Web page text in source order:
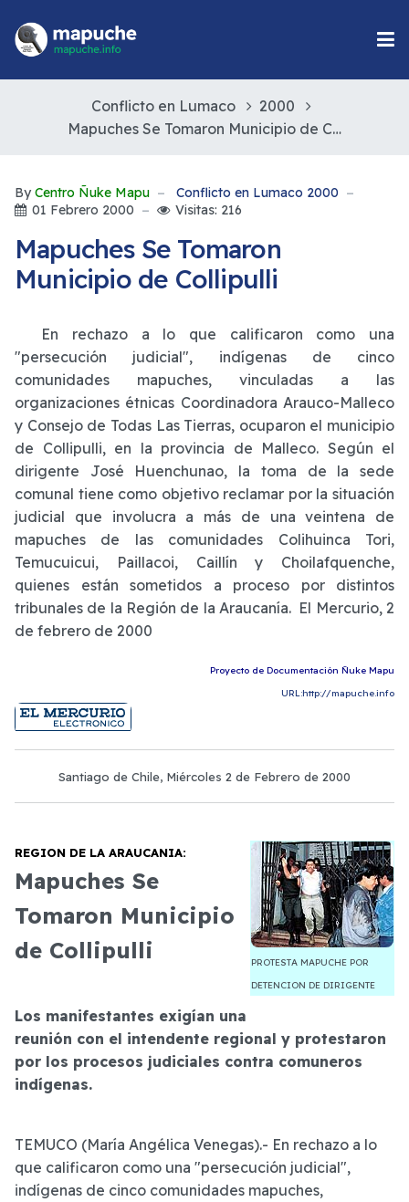
Conflicto en Lumaco
2000
Mapuches Se Tomaron Municipio de Collipulli
By Centro Ñuke Mapu
Conflicto en Lumaco 2000
01 Febrero 2000
Visitas: 216
Mapuches Se Tomaron
Municipio de Collipulli
En rechazo a lo que calificaron como una
"persecución judicial", indígenas de cinco
comunidades mapuches, vinculadas a las
organizaciones étnicas Coordinadora Arauco-Malleco
y Consejo de Todas Las Tierras, ocuparon el municipio
de Collipulli, en la provincia de Malleco. Según el
dirigente José Huenchunao, la toma de la sede
comunal tiene como objetivo reclamar por la situación
judicial que involucra a más de una veintena de
mapuches de las comunidades Colihuinca Tori,
Temucuicui, Paillacoi, Caillín y Choilafquenche,
quienes están sometidos a proceso por distintos
tribunales de la Región de la Araucanía. El Mercurio, 2
de febrero de 2000
Proyecto de Documentación Ñuke Mapu
URL:http://mapuche.info
Santiago de Chile, Miércoles 2 de Febrero de 2000
PROTESTA MAPUCHE POR
DETENCION DE DIRIGENTE
REGION DE LA ARAUCANIA:
Mapuches Se
Tomaron Municipio
de Collipulli
Los manifestantes exigían una
reunión con el intendente regional y protestaron
por los procesos judiciales contra comuneros
indígenas.
TEMUCO (María Angélica Venegas).- En rechazo a lo
que calificaron como una "persecución judicial",
indígenas de cinco comunidades mapuches,